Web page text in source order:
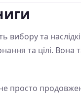
вибору та
та цілі.